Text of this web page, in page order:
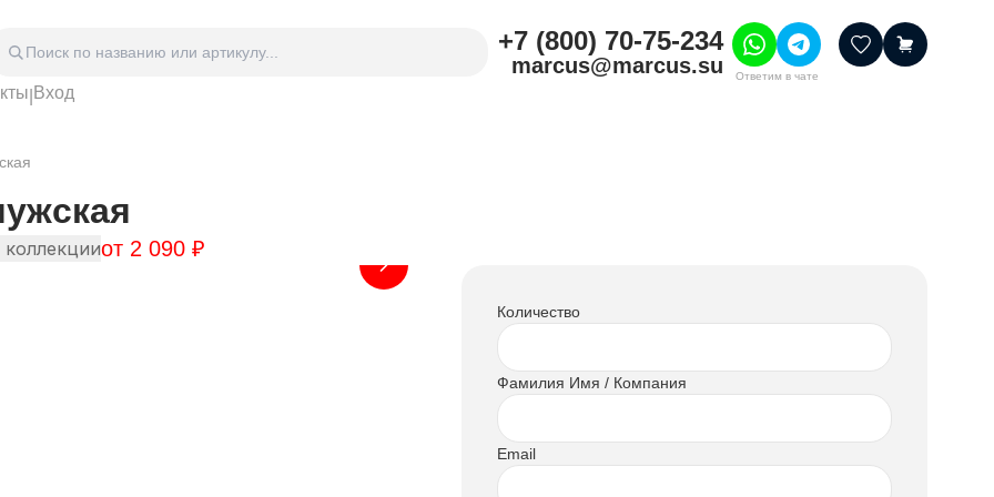
Отдых
+7 (800) 70-75-234
marcus@marcus.su Ответим в чате
Вход
от 2 090 ₽
Количество
Фамилия Имя / Компания
Email